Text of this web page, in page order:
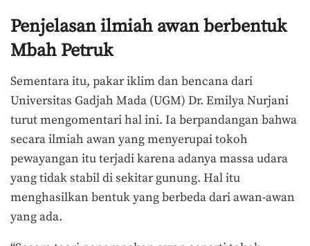
Penjelasan ilmiah awan berbentuk
Mbah Petruk
Sementara itu, pakar iklim dan bencana dari
Universitas Gadjah Mada (UGM) Dr. Emilya Nurjani
turut mengomentari hal ini. Ia berpandangan bahwa
secara ilmiah awan yang menyerupai tokoh
pewayangan itu terjadi karena adanya massa udara
yang tidak stabil di sekitar gunung. Hal itu
menghasilkan bentuk yang berbeda dari awan-awan
yang ada.